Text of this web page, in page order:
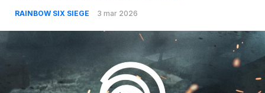
RAINBOW SIX SIEGE 3 mar 2026